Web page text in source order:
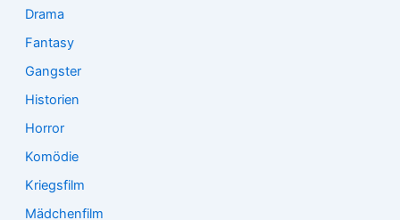
Drama
Fantasy
Gangster
Historien
Horror
Komödie
Kriegsfilm
Mädchenfilm